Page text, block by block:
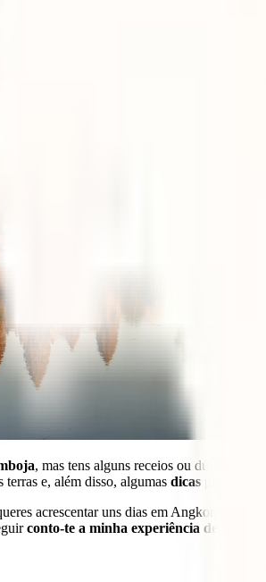
, mas tens alguns receios ou dúvidas,
e, além disso, algumas dicas para que
acrescentar uns dias em Angkor/Siem
conto-te a minha experiência de viajar